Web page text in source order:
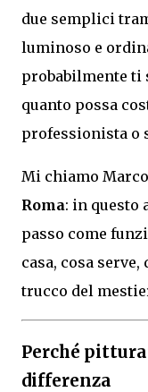
due semplici
luminoso e
probabilmente ti
quanto possa
professionista o
Mi chiamo
Roma: in questo
passo come
casa, cosa
trucco del
Perché
differenza